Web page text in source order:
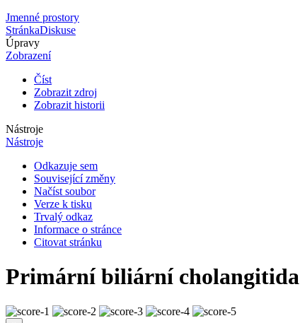
Jmenné prostory
StránkaDiskuse
Úpravy
Zobrazení
Číst
Zobrazit zdroj
Zobrazit historii
Nástroje
Nástroje
Odkazuje sem
Související změny
Načíst soubor
Verze k tisku
Trvalý odkaz
Informace o stránce
Citovat stránku
Primární biliární cholangitida